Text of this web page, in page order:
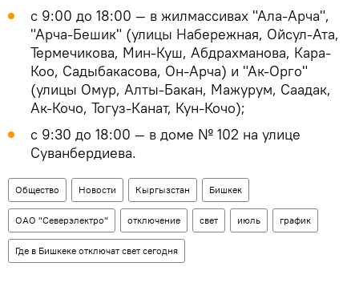
с 9:00 до 18:00 — в жилмассивах "Ала-Арча",
"Арча-Бешик" (улицы Набережная, Ойсул-Ата,
Термечикова, Мин-Куш, Абдрахманова, Кара-
Коо, Садыбакасова, Он-Арча) и "Ак-Орго"
(улицы Омур, Алты-Бакан, Мажурум, Саадак,
Ак-Кочо, Тогуз-Канат, Кун-Кочо);
с 9:30 до 18:00 — в доме № 102 на улице
Суванбердиева.
Общество Новости Кыргызстан Бишкек
ОАО "Северэлектро" отключение свет июль график
Где в Бишкеке отключат свет сегодня